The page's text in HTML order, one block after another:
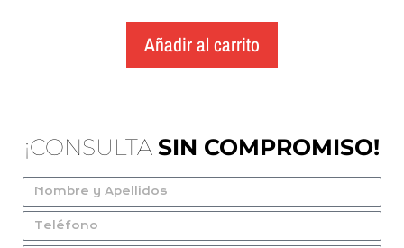
Añadir al carrito
¡CONSULTA SIN COMPROMISO!